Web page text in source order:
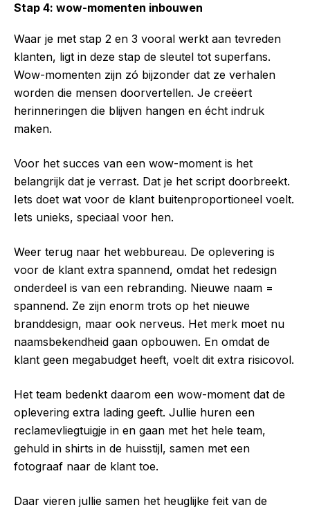
Stap 4: wow-momenten inbouwen
Waar je met stap 2 en 3 vooral werkt aan tevreden
klanten, ligt in deze stap de sleutel tot superfans.
Wow-momenten zijn zó bijzonder dat ze verhalen
worden die mensen doorvertellen. Je creëert
herinneringen die blijven hangen en écht indruk
maken.
Voor het succes van een wow-moment is het
belangrijk dat je verrast. Dat je het script doorbreekt.
Iets doet wat voor de klant buitenproportioneel voelt.
Iets unieks, speciaal voor hen.
Weer terug naar het webbureau. De oplevering is
voor de klant extra spannend, omdat het redesign
onderdeel is van een rebranding. Nieuwe naam =
spannend. Ze zijn enorm trots op het nieuwe
branddesign, maar ook nerveus. Het merk moet nu
naamsbekendheid gaan opbouwen. En omdat de
klant geen megabudget heeft, voelt dit extra risicovol.
Het team bedenkt daarom een wow-moment dat de
oplevering extra lading geeft. Jullie huren een
reclamevliegtuigje in en gaan met het hele team,
gehuld in shirts in de huisstijl, samen met een
fotograaf naar de klant toe.
Daar vieren jullie samen het heuglijke feit van de